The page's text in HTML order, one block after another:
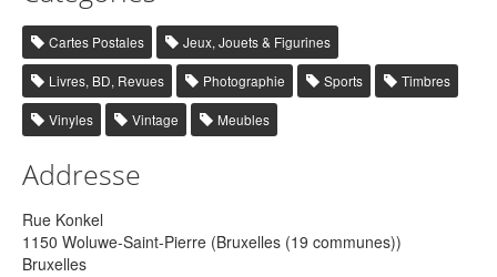
Cartes Postales Jeux, Jouets & Figurines
Livres, BD, Revues Photographie Sports Timbres
Vinyles Vintage Meubles
Addresse
Rue Konkel
1150 Woluwe-Saint-Pierre (Bruxelles (19 communes))
Bruxelles